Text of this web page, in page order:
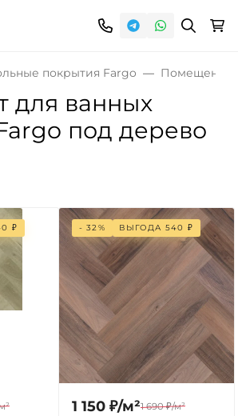
покрытия Fargo Помещения
для ванных
под дерево
₽ - 32% ВЫГОДА 540 ₽
1 150 ₽/м²1 690 ₽/м²